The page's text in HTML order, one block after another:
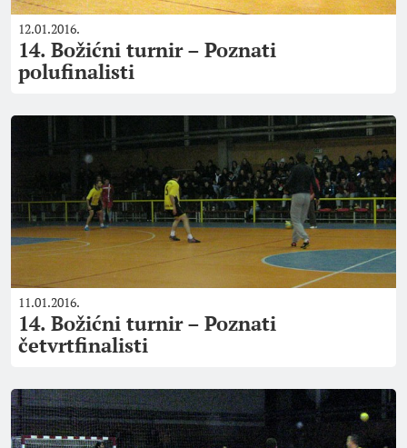
12.01.2016.
14. Božićni turnir – Poznati
polufinalisti
11.01.2016.
14. Božićni turnir – Poznati
četvrtfinalisti